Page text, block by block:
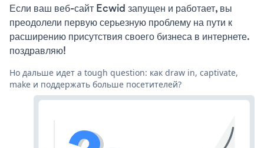
Если ваш веб-сайт Ecwid запущен и работает, вы
преодолели первую серьезную проблему на пути к
расширению присутствия своего бизнеса в интернете.
поздравляю!
Но дальше идет a tough question: как draw in, captivate,
make и поддержать больше посетителей?